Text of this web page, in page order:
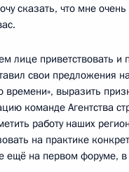
сказать, что мне
лице приветствовать и
свои предложения
времени», выразить
команде Агентства
работу наших
на практике
ещё на первом форуме,